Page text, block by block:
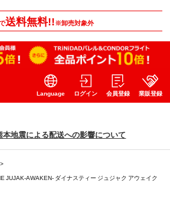
送料無料!!※卸売対象外
Language ログイン 会員登録 業販登録
地震による配送への影響について
>
JUJAK-AWAKEN- ダイナスティー ジュジャク アウェイク